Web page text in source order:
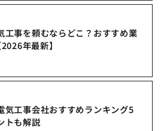
工事を頼むならどこ？おすすめ業
年最新】
気工事会社おすすめランキング5
トも解説